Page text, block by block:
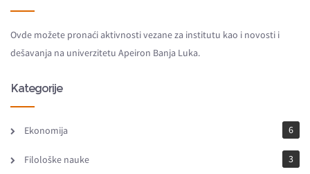
Ovde možete pronaći aktivnosti vezane za institutu kao i novosti i
dešavanja na univerzitetu Apeiron Banja Luka.
Kategorije
Ekonomija 6
Filološke nauke 3